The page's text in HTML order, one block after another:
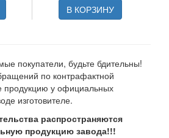
В КОРЗИНУ
покупатели, будьте бдительны!
по контрафактной
продукцию у официальных
изготовителе.
распространяются
продукцию завода!!!